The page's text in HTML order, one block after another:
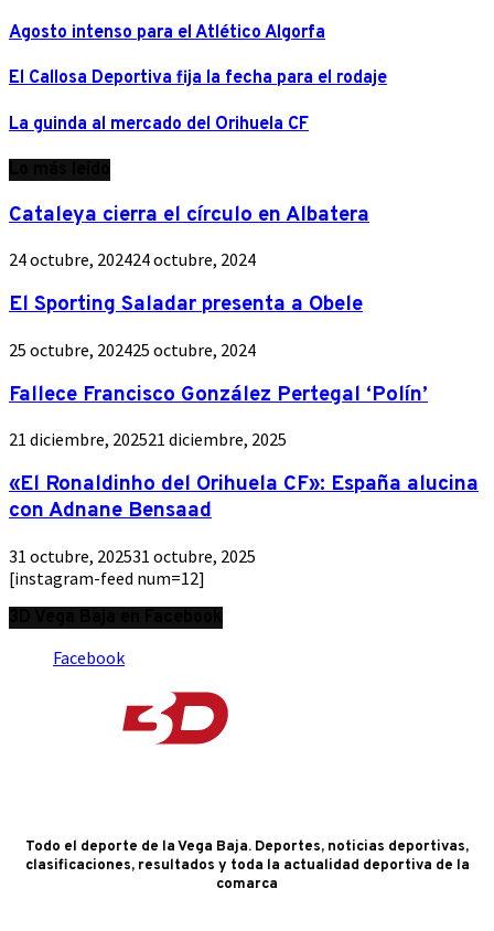
Agosto intenso para el Atlético Algorfa
El Callosa Deportiva fija la fecha para el rodaje
La guinda al mercado del Orihuela CF
Cataleya cierra el círculo en Albatera
24 octubre, 202424 octubre, 2024
El Sporting Saladar presenta a Obele
25 octubre, 202425 octubre, 2024
Fallece Francisco González Pertegal ‘Polín’
21 diciembre, 202521 diciembre, 2025
«El Ronaldinho del Orihuela CF»: España alucina
con Adnane Bensaad
31 octubre, 202531 octubre, 2025
[instagram-feed num=12]
Facebook
Todo el deporte de la Vega Baja. Deportes, noticias deportivas,
clasificaciones, resultados y toda la actualidad deportiva de la
comarca